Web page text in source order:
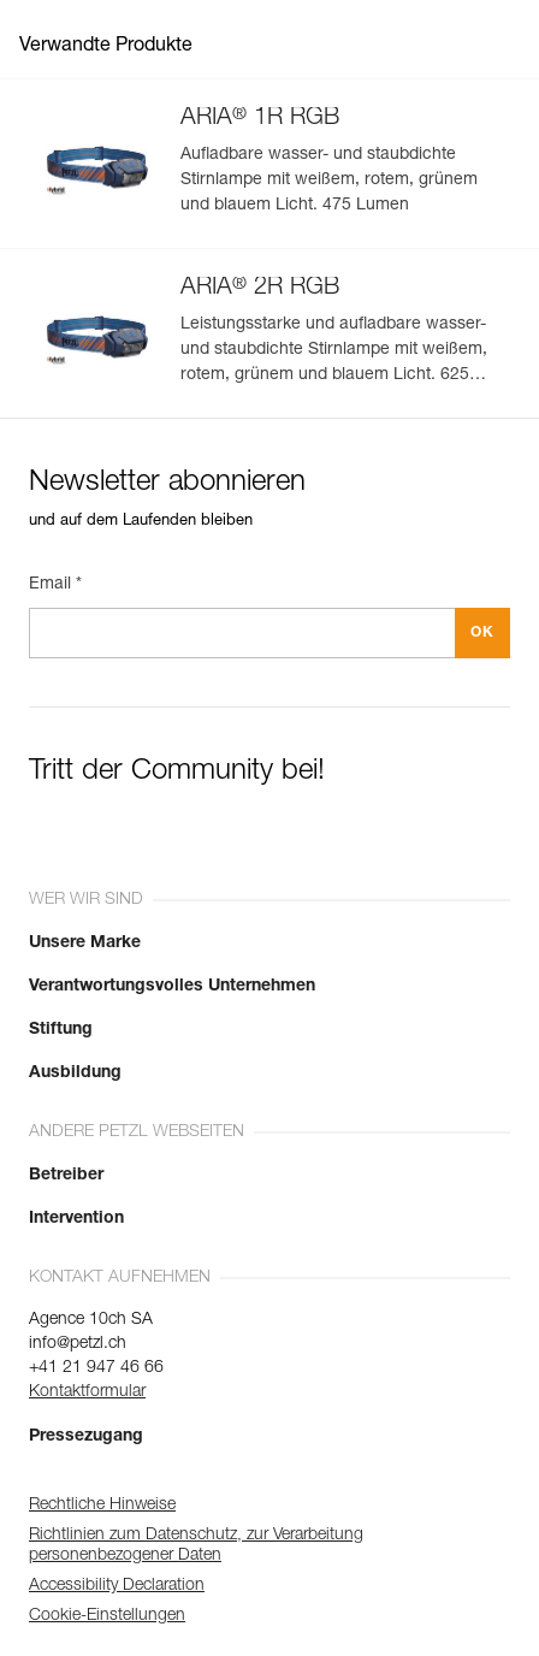
Einfache Verwaltung und Überprüfung Ihrer PSA
automatisch hochgeladen.
Importieren und exportieren Sie problemlos die Daten
Ihrer vorhandenen PSA-Bestände.
Sehen Sie sich die Geschichte eines Produkts ab dem
Mehr erfahren
Verwandte Produkte
ARIA® 1R RGB
Aufladbare wasser- und staubdichte
Stirnlampe mit weißem, rotem, grünem
und blauem Licht. 475 Lumen
ARIA® 2R RGB
Leistungsstarke und aufladbare wasser-
und staubdichte Stirnlampe mit weißem,
rotem, grünem und blauem Licht. 625
Newsletter abonnieren
und auf dem Laufenden bleiben
Email *
Tritt der Community bei!
WER WIR SIND
Unsere Marke
Verantwortungsvolles Unternehmen
Stiftung
Ausbildung
ANDERE PETZL WEBSEITEN
Betreiber
Intervention
KONTAKT AUFNEHMEN
Agence 10ch SA
info@petzl.ch
+41 21 947 46 66
Kontaktformular
Pressezugang
Rechtliche Hinweise
Richtlinien zum Datenschutz, zur Verarbeitung
personenbezogener Daten
Accessibility Declaration
Cookie-Einstellungen